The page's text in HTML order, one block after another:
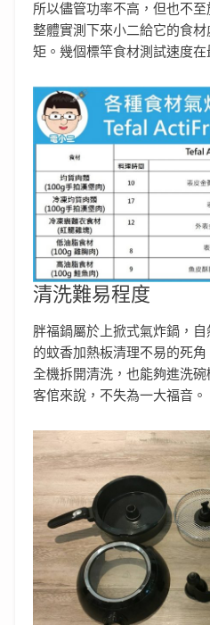
所以儘管功率不高，但也不至
整體實測下來小二給它的食
矩。幾個標竿食材測試速度在
清洗難易程度
胖福鍋屬於上掀式氣炸鍋，
的蚊香加熱板清理不易的死
全機拆開清洗，也能夠進洗
客倌來說，不失為一大福音。